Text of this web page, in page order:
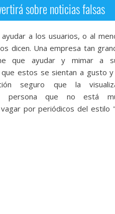
sobre noticias falsas
a los usuarios, o al
dicen. Una empresa tan
que ayudar y mimar a
estos se sientan a gusto y
seguro que la
persona que no está
por periódicos del estilo